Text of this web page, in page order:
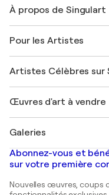
Expédition
Offrir une carte cadeau
Rejoignez notre
Mon compte
+33 1 76 44 06 42
À propos de Singulart
FAQ
Magazine Singulart
Emplois
Découvrez une
Pour les Artistes
Se connecter en tant
Artistes Célèbres sur
Marc Chagall
Banksy
Mr. Brainwash
Shepard Fairey
Œuvres d'art à vendre
Tableaux abstraits à
Peintures de paysage
Estampes
Peintures acryliques
Galeries
Galeries d'art en
Galeries d'art en
Abonnez-vous et
sur votre première
Nouvelles œuvres, coups